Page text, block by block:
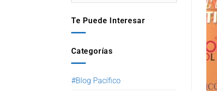
Te Puede Interesar
Categorías
#Blog Pacífico